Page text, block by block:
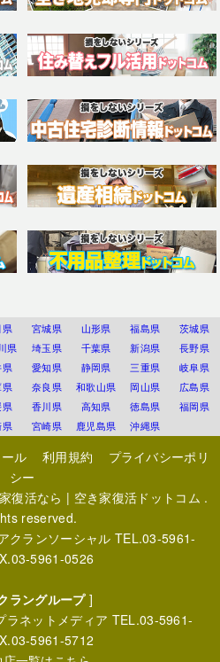
県 宮城県 山形県 福島県
茨城県
県 埼玉県 千葉県 新潟県
長野県
県 愛知県 静岡県 三重県
岐阜県
県 奈良県 和歌山県 岡山県
広島県
県 香川県 高知県 徳島県
福岡県
県 宮崎県 鹿児島県 沖縄県
ル 利用規約
プライバシーポリ
シー
復活なら | 空き家復活ドットコム .
reserved.
クランソーシャル TEL.03-5961-
5961-0526
ラングループ]
ラネットメディア TEL.03-5961-
5961-5712